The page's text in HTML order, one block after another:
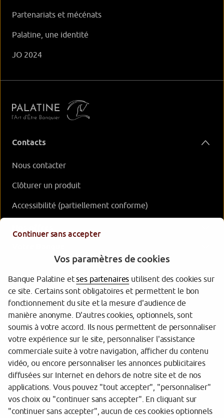
Partenariats et mécénats
Palatine, une identité
JO 2024
Contacts
Nous contacter
Clôturer un produit
Accessibilité (partiellement conforme)
Garantie des dépôts
Protection de vos données personnelles
Gestion des cookies
Sécurité
Continuer sans accepter
Vos paramètres de cookies
Banque Palatine etses partenaires utilisent des cookies sur
ce site. Certains sont obligatoires et permettent le bon
fonctionnement du site et la mesure d'audience de
manière anonyme. D'autres cookies, optionnels, sont
soumis à votre accord. Ils nous permettent de personnaliser
votre expérience sur le site, personnaliser l'assistance
commerciale suite à votre navigation, afficher du contenu
vidéo, ou encore personnaliser les annonces publicitaires
diffusées sur Internet en dehors de notre site et de nos
applications. Vous pouvez "tout accepter", "personnaliser"
vos choix ou "continuer sans accepter". En cliquant sur
"continuer sans accepter", aucun de ces cookies optionnels